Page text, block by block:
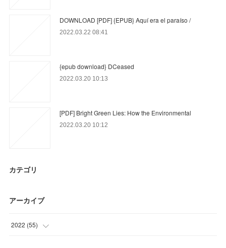
DOWNLOAD [PDF] {EPUB} Aquí era el paraíso /
2022.03.22 08:41
{epub download} DCeased
2022.03.20 10:13
[PDF] Bright Green Lies: How the Environmental
2022.03.20 10:12
カテゴリ
アーカイブ
2022 (55)